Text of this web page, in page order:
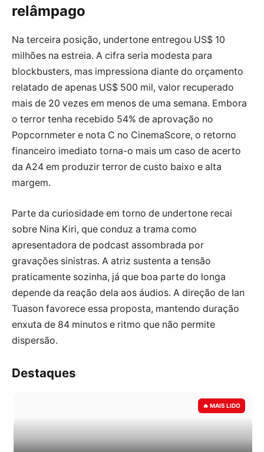
relâmpago
Na terceira posição, undertone entregou US$ 10
milhões na estreia. A cifra seria modesta para
blockbusters, mas impressiona diante do orçamento
relatado de apenas US$ 500 mil, valor recuperado
mais de 20 vezes em menos de uma semana. Embora
o terror tenha recebido 54% de aprovação no
Popcornmeter e nota C no CinemaScore, o retorno
financeiro imediato torna-o mais um caso de acerto
da A24 em produzir terror de custo baixo e alta
margem.
Parte da curiosidade em torno de undertone recai
sobre Nina Kiri, que conduz a trama como
apresentadora de podcast assombrada por
gravações sinistras. A atriz sustenta a tensão
praticamente sozinha, já que boa parte do longa
depende da reação dela aos áudios. A direção de Ian
Tuason favorece essa proposta, mantendo duração
enxuta de 84 minutos e ritmo que não permite
dispersão.
Destaques